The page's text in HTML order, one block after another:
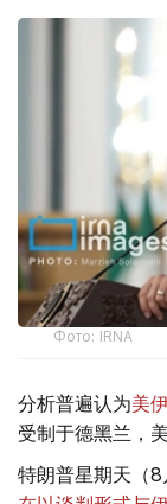
Фото: IRNA
分析普遍认为美
受制于德黑兰，
特朗普星期天（8